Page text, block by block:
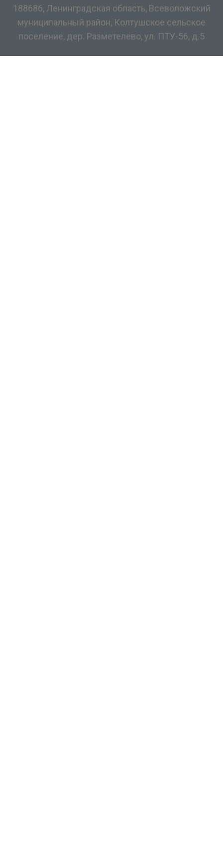
188686, Ленинградская область, Всеволожский
муниципальный район, Колтушское сельское
поселение, дер. Разметелево, ул. ПТУ-56, д.5